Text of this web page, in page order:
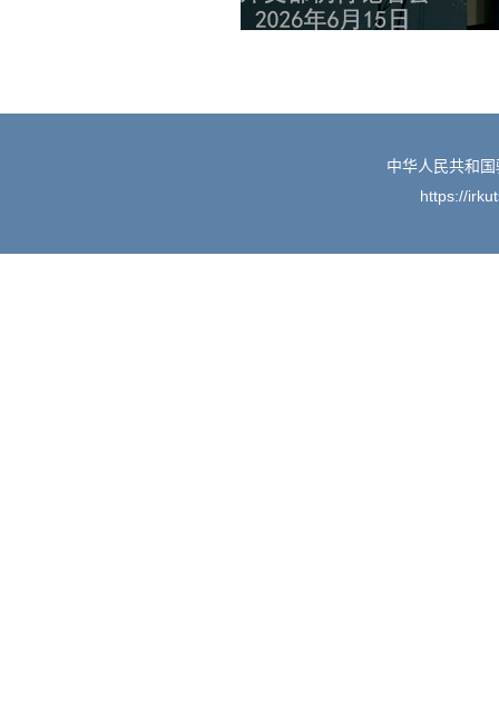
中华人民共和
https://